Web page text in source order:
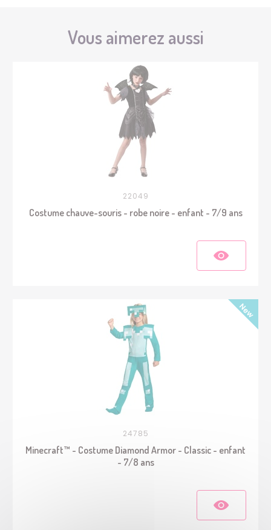
Vous aimerez aussi
22049
Costume chauve-souris - robe noire - enfant - 7/9 ans
24785
Minecraft™ - Costume Diamond Armor - Classic - enfant
- 7/8 ans